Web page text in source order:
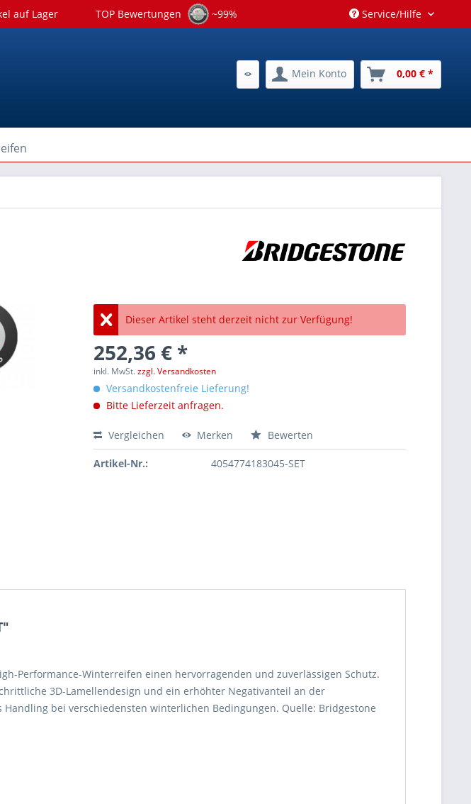
auf Lager TOP Bewertungen ~99% Service/Hilfe
Mein Konto 0,00 € *
Dieser Artikel steht derzeit nicht zur Verfügung!
252,36 € *
inkl. MwSt.zzgl. Versandkosten
Versandkostenfreie Lieferung!
Bitte Lieferzeit anfragen.
Vergleichen Merken Bewerten
Artikel-Nr.: 4054774183045-SET
Performance-Winterreifen einen hervorragenden und zuverlässigen Schutz.
3D-Lamellendesign und ein erhöhter Negativanteil an der
bei verschiedensten winterlichen Bedingungen. Quelle: Bridgestone